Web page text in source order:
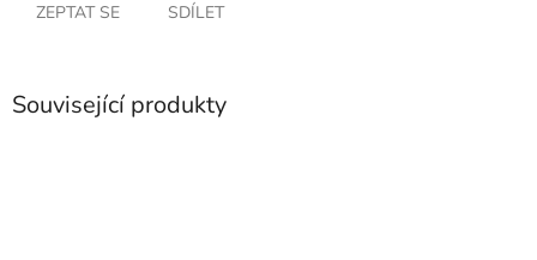
ZEPTAT SE SDÍLET
Související produkty